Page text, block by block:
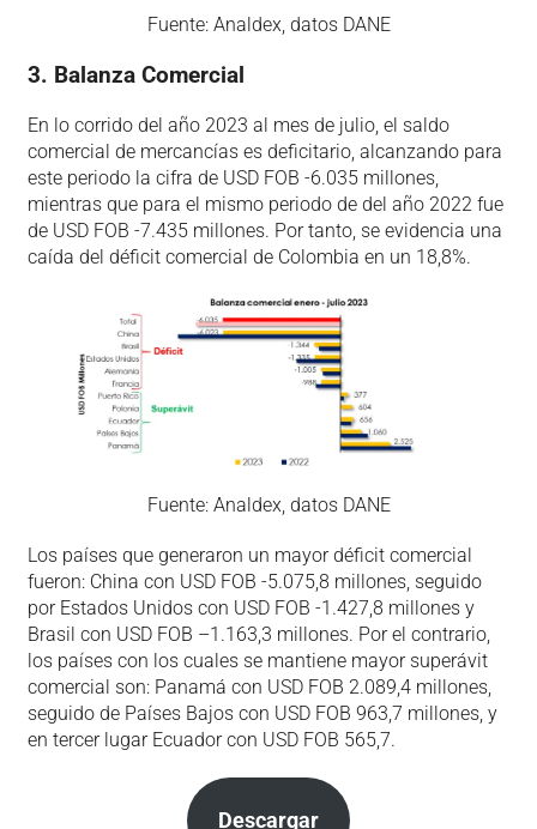
Fuente: Analdex, datos DANE
3. Balanza Comercial
En lo corrido del año 2023 al mes de julio, el saldo
comercial de mercancías es deficitario, alcanzando para
este periodo la cifra de USD FOB -6.035 millones,
mientras que para el mismo periodo de del año 2022 fue
de USD FOB -7.435 millones. Por tanto, se evidencia una
caída del déficit comercial de Colombia en un 18,8%.
Fuente: Analdex, datos DANE
Los países que generaron un mayor déficit comercial
fueron: China con USD FOB -5.075,8 millones, seguido
por Estados Unidos con USD FOB -1.427,8 millones y
Brasil con USD FOB –1.163,3 millones. Por el contrario,
los países con los cuales se mantiene mayor superávit
comercial son: Panamá con USD FOB 2.089,4 millones,
seguido de Países Bajos con USD FOB 963,7 millones, y
en tercer lugar Ecuador con USD FOB 565,7.
Descargar